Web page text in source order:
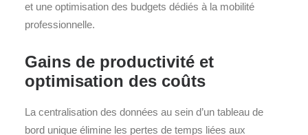
et une optimisation des budgets dédiés à la mobilité
professionnelle.
Gains de productivité et
optimisation des coûts
La centralisation des données au sein d’un tableau de
bord unique élimine les pertes de temps liées aux